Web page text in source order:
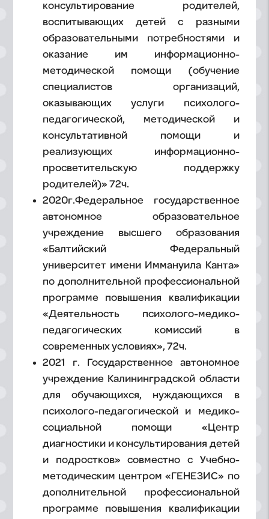
консультирование родителей,
воспитывающих детей с разными
образовательными потребностями и
оказание им информационно-
методической помощи (обучение
специалистов организаций,
оказывающих услуги психолого-
педагогической, методической и
консультативной помощи и
реализующих информационно-
просветительскую поддержку
родителей)» 72ч.
2020г.Федеральное государственное
автономное образовательное
учреждение высшего образования
«Балтийский Федеральный
университет имени Иммануила Канта»
по дополнительной профессиональной
программе повышения квалификации
«Деятельность психолого-медико-
педагогических комиссий в
современных условиях», 72ч.
2021 г. Государственное автономное
учреждение Калининградской области
для обучающихся, нуждающихся в
психолого-педагогической и медико-
социальной помощи «Центр
диагностики и консультирования детей
и подростков» совместно с Учебно-
методическим центром «ГЕНЕЗИС» по
дополнительной профессиональной
программе повышения квалификации